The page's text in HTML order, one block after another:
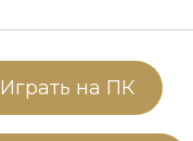
Играть на ПК